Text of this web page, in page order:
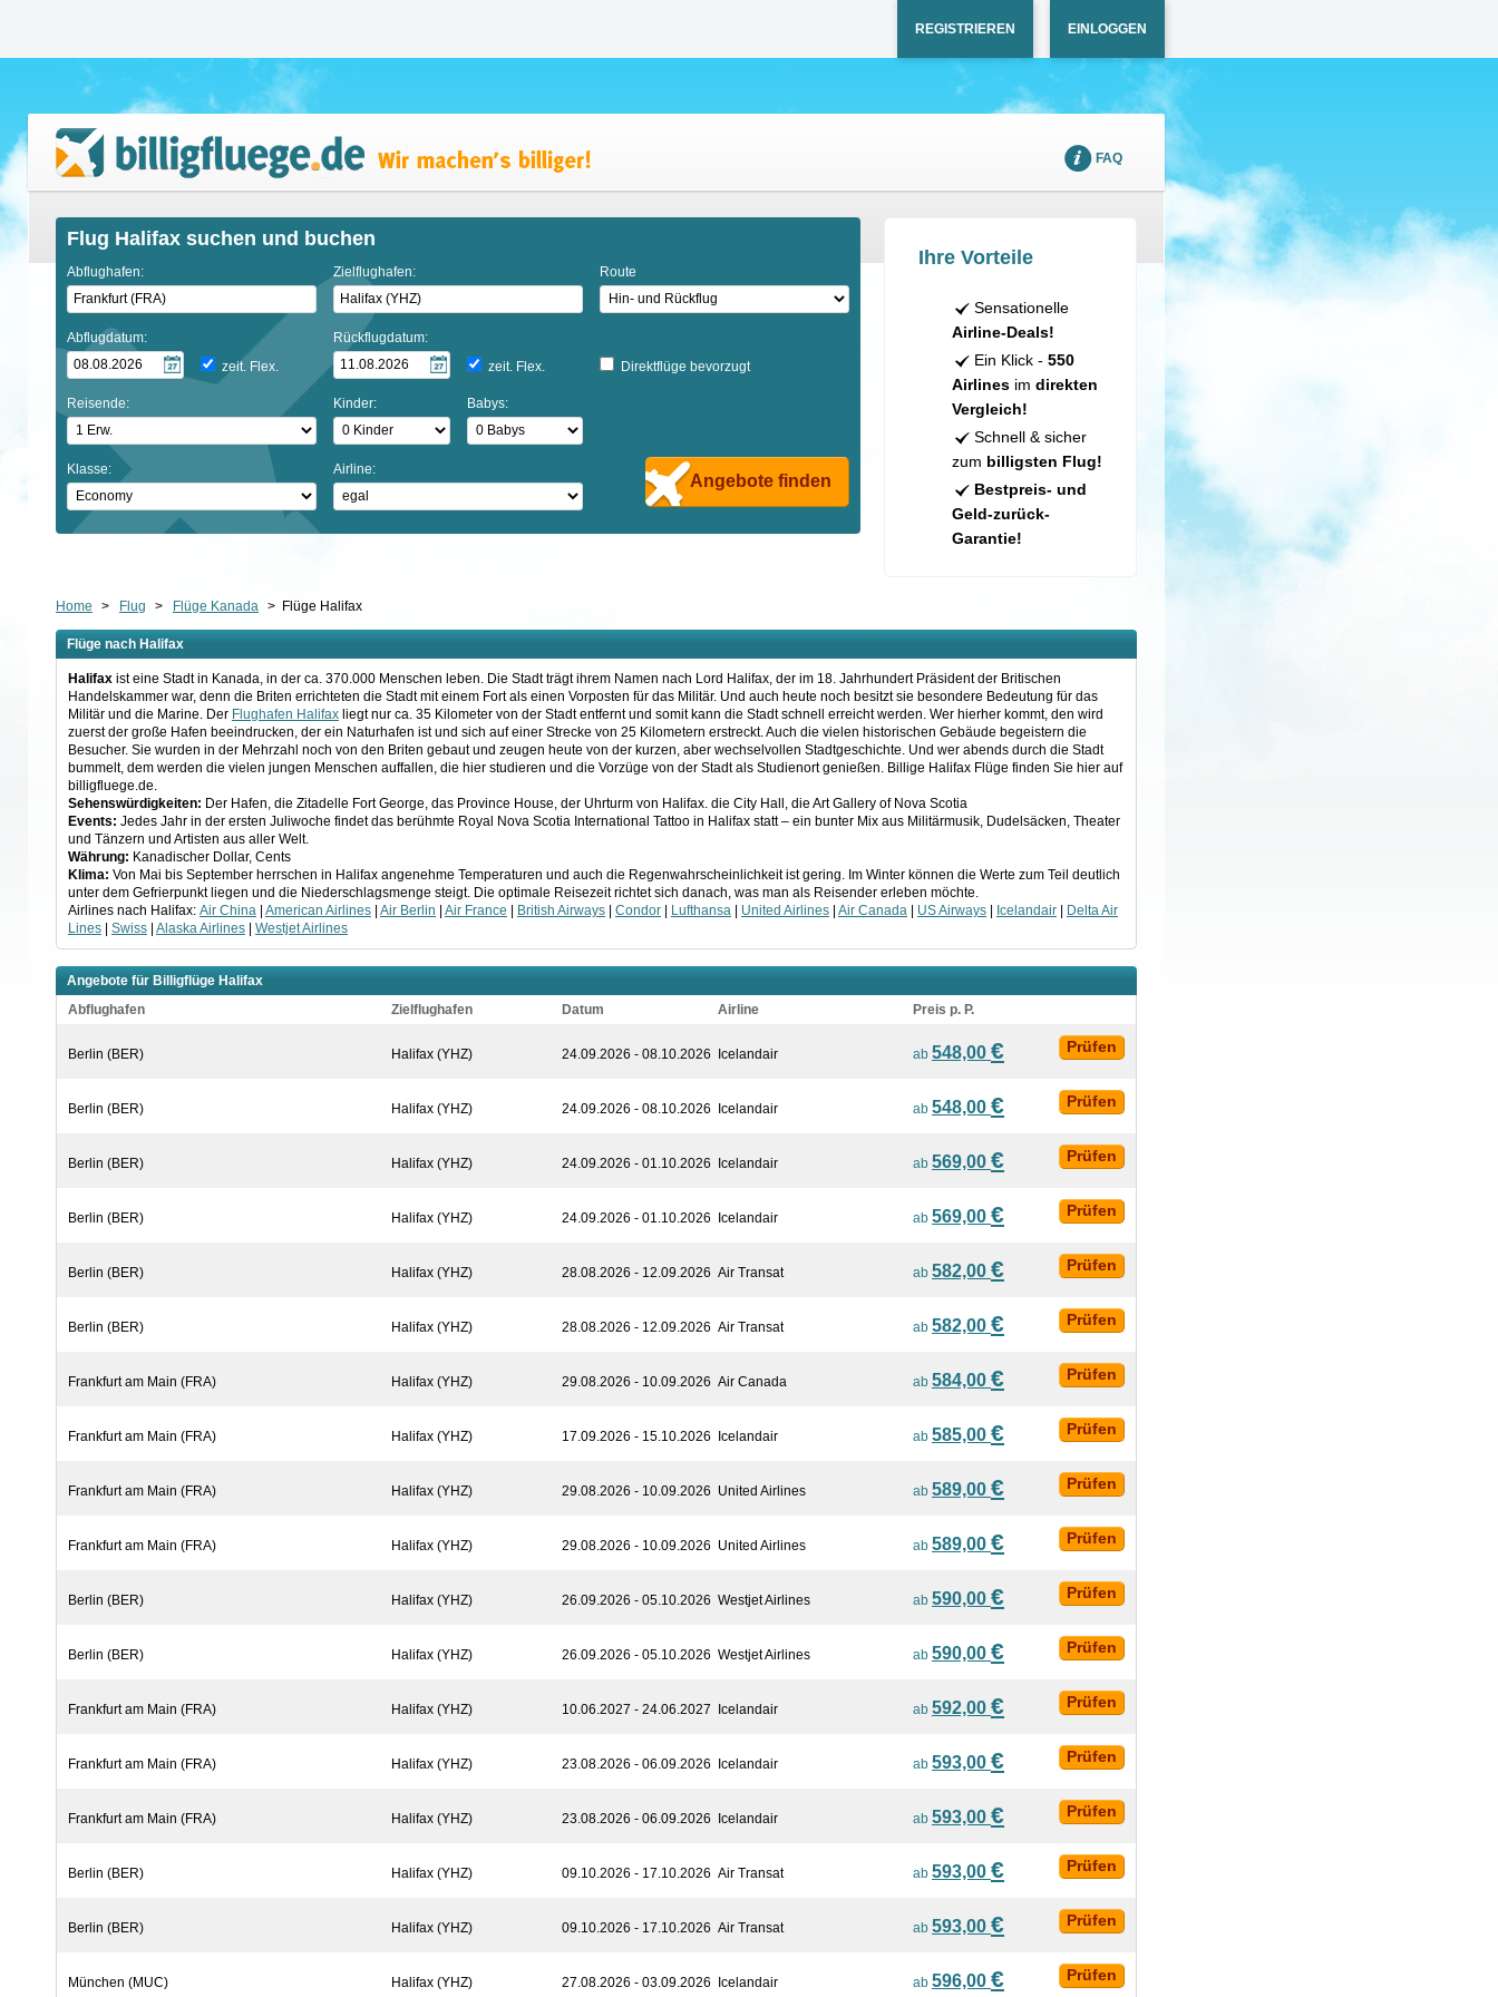
REGISTRIEREN EINLOGGEN
FAQ
Flug Halifax suchen und buchen
Abflughafen: Zielflughafen: Route
Abflugdatum:
zeit. Flex.
Rückflugdatum:
zeit. Flex.
Direktflüge bevorzugt
Reisende: Kinder: Babys:
Klasse: Airline:
Angebote finden
Ihre Vorteile
Sensationelle
Airline-Deals!
Ein Klick - 550
Airlinesim direkten
Vergleich!
Schnell & sicher
zum billigsten Flug!
Bestpreis- und
Geld-zurück-
Garantie!
Home > Flug > Flüge Kanada > Flüge Halifax
Flüge nach Halifax
Halifaxist eine Stadt in Kanada, in der ca. 370.000 Menschen leben. Die Stadt trägt ihrem Namen nach Lord Halifax, der im 18. Jahrhundert Präsident der Britischen
Handelskammer war, denn die Briten errichteten die Stadt mit einem Fort als einen Vorposten für das Militär. Und auch heute noch besitzt sie besondere Bedeutung für das
Militär und die Marine. Der Flughafen Halifaxliegt nur ca. 35 Kilometer von der Stadt entfernt und somit kann die Stadt schnell erreicht werden. Wer hierher kommt, den wird
zuerst der große Hafen beeindrucken, der ein Naturhafen ist und sich auf einer Strecke von 25 Kilometern erstreckt. Auch die vielen historischen Gebäude begeistern die
Besucher. Sie wurden in der Mehrzahl noch von den Briten gebaut und zeugen heute von der kurzen, aber wechselvollen Stadtgeschichte. Und wer abends durch die Stadt
bummelt, dem werden die vielen jungen Menschen auffallen, die hier studieren und die Vorzüge von der Stadt als Studienort genießen. Billige Halifax Flüge finden Sie hier auf
billigfluege.de.
Sehenswürdigkeiten: Der Hafen, die Zitadelle Fort George, das Province House, der Uhrturm von Halifax. die City Hall, die Art Gallery of Nova Scotia
Events: Jedes Jahr in der ersten Juliwoche findet das berühmte Royal Nova Scotia International Tattooin Halifax statt – ein bunter Mix aus Militärmusik, Dudelsäcken, Theater
und Tänzern und Artisten aus aller Welt.
Währung: Kanadischer Dollar, Cents
Klima: Von Mai bis September herrschen in Halifax angenehme Temperaturen und auch die Regenwahrscheinlichkeit ist gering. Im Winter können die Werte zum Teil deutlich
unter dem Gefrierpunkt liegen und die Niederschlagsmenge steigt. Die optimale Reisezeit richtet sich danach, was man als Reisender erleben möchte.
Airlines nach Halifax: Air China| American Airlines| Air Berlin Air France British Airways| Condor| Lufthansa| United Airlines| Air Canada| US Airways| Icelandair|
Delta Air
Lines| Swiss| Alaska Airlines| Westjet Airlines
Angebote für Billigflüge Halifax
Abflughafen
Zielflughafen Datum Airline Preis p. P.
Berlin (BER) Halifax (YHZ) 24.09.2026 - 08.10.2026 Icelandair ab 548,00 € Prüfen
Berlin (BER) Halifax (YHZ) 24.09.2026 - 08.10.2026 Icelandair ab 548,00 € Prüfen
Berlin (BER) Halifax (YHZ) 24.09.2026 - 01.10.2026 Icelandair ab 569,00 € Prüfen
Berlin (BER) Halifax (YHZ) 24.09.2026 - 01.10.2026 Icelandair ab 569,00 € Prüfen
Berlin (BER) Halifax (YHZ) 28.08.2026 - 12.09.2026 Air Transat ab 582,00 € Prüfen
Berlin (BER) Halifax (YHZ) 28.08.2026 - 12.09.2026 Air Transat ab 582,00 € Prüfen
Frankfurt am Main (FRA) Halifax (YHZ) 29.08.2026 - 10.09.2026 Air Canada ab 584,00 € Prüfen
Frankfurt am Main (FRA) Halifax (YHZ) 17.09.2026 - 15.10.2026 Icelandair ab 585,00 € Prüfen
Frankfurt am Main (FRA) Halifax (YHZ) 29.08.2026 - 10.09.2026 United Airlines ab 589,00 € Prüfen
Frankfurt am Main (FRA) Halifax (YHZ) 29.08.2026 - 10.09.2026 United Airlines ab 589,00 € Prüfen
Berlin (BER) Halifax (YHZ) 26.09.2026 - 05.10.2026 Westjet Airlines ab 590,00 € Prüfen
Berlin (BER) Halifax (YHZ) 26.09.2026 - 05.10.2026 Westjet Airlines ab 590,00 € Prüfen
Frankfurt am Main (FRA) Halifax (YHZ) 10.06.2027 - 24.06.2027 Icelandair ab 592,00 € Prüfen
Frankfurt am Main (FRA) Halifax (YHZ) 23.08.2026 - 06.09.2026 Icelandair ab 593,00 € Prüfen
Frankfurt am Main (FRA) Halifax (YHZ) 23.08.2026 - 06.09.2026 Icelandair ab 593,00 € Prüfen
Berlin (BER) Halifax (YHZ) 09.10.2026 - 17.10.2026 Air Transat ab 593,00 € Prüfen
Berlin (BER) Halifax (YHZ) 09.10.2026 - 17.10.2026 Air Transat ab 593,00 € Prüfen
München (MUC) Halifax (YHZ) 27.08.2026 - 03.09.2026 Icelandair ab 596,00 € Prüfen